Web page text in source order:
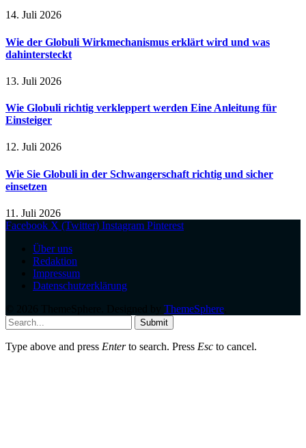
14. Juli 2026
Wie der Globuli Wirkmechanismus erklärt wird und was
dahintersteckt
13. Juli 2026
Wie Globuli richtig verkleppert werden Eine Anleitung für
Einsteiger
12. Juli 2026
Wie Sie Globuli in der Schwangerschaft richtig und sicher
einsetzen
11. Juli 2026
Facebook X (Twitter) Instagram Pinterest
Über uns
Redaktion
Impressum
Datenschutzerklärung
ThemeSphere
Submit
Type above and press Enterto search. Press Esc to cancel.